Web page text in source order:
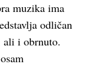
muzika ima
odličan
ali i obrnuto.